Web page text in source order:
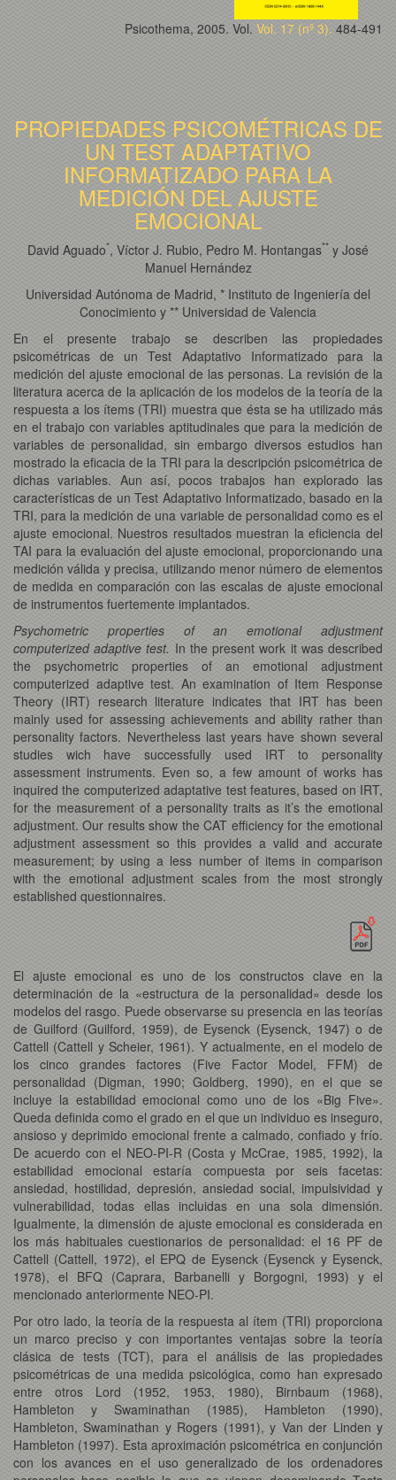
Psicothema, 2005. Vol. Vol. 17 (nº 3). 484-491
PROPIEDADES PSICOMÉTRICAS DE
UN TEST ADAPTATIVO
INFORMATIZADO PARA LA
MEDICIÓN DEL AJUSTE
EMOCIONAL
David Aguado*, Víctor J. Rubio, Pedro M. Hontangas** y José
Manuel Hernández
Universidad Autónoma de Madrid, * Instituto de Ingeniería del
Conocimiento y ** Universidad de Valencia
En el presente trabajo se describen las propiedades
psicométricas de un Test Adaptativo Informatizado para la
medición del ajuste emocional de las personas. La revisión de la
literatura acerca de la aplicación de los modelos de la teoría de la
respuesta a los ítems (TRI) muestra que ésta se ha utilizado más
en el trabajo con variables aptitudinales que para la medición de
variables de personalidad, sin embargo diversos estudios han
mostrado la eficacia de la TRI para la descripción psicométrica de
dichas variables. Aun así, pocos trabajos han explorado las
características de un Test Adaptativo Informatizado, basado en la
TRI, para la medición de una variable de personalidad como es el
ajuste emocional. Nuestros resultados muestran la eficiencia del
TAI para la evaluación del ajuste emocional, proporcionando una
medición válida y precisa, utilizando menor número de elementos
de medida en comparación con las escalas de ajuste emocional
de instrumentos fuertemente implantados.
Psychometric properties of an emotional adjustment
computerized adaptive test. In the present work it was described
the psychometric properties of an emotional adjustment
computerized adaptive test. An examination of Item Response
Theory (IRT) research literature indicates that IRT has been
mainly used for assessing achievements and ability rather than
personality factors. Nevertheless last years have shown several
studies wich have successfully used IRT to personality
assessment instruments. Even so, a few amount of works has
inquired the computerized adaptative test features, based on IRT,
for the measurement of a personality traits as it’s the emotional
adjustment. Our results show the CAT efficiency for the emotional
adjustment assessment so this provides a valid and accurate
measurement; by using a less number of items in comparison
with the emotional adjustment scales from the most strongly
established questionnaires.
El ajuste emocional es uno de los constructos clave en la
determinación de la «estructura de la personalidad» desde los
modelos del rasgo. Puede observarse su presencia en las teorías
de Guilford (Guilford, 1959), de Eysenck (Eysenck, 1947) o de
Cattell (Cattell y Scheier, 1961). Y actualmente, en el modelo de
los cinco grandes factores (Five Factor Model, FFM) de
personalidad (Digman, 1990; Goldberg, 1990), en el que se
incluye la estabilidad emocional como uno de los «Big Five».
Queda definida como el grado en el que un individuo es inseguro,
ansioso y deprimido emocional frente a calmado, confiado y frío.
De acuerdo con el NEO-PI-R (Costa y McCrae, 1985, 1992), la
estabilidad emocional estaría compuesta por seis facetas:
ansiedad, hostilidad, depresión, ansiedad social, impulsividad y
vulnerabilidad, todas ellas incluidas en una sola dimensión.
Igualmente, la dimensión de ajuste emocional es considerada en
los más habituales cuestionarios de personalidad: el 16 PF de
Cattell (Cattell, 1972), el EPQ de Eysenck (Eysenck y Eysenck,
1978), el BFQ (Caprara, Barbanelli y Borgogni, 1993) y el
mencionado anteriormente NEO-PI.
Por otro lado, la teoría de la respuesta al ítem (TRI) proporciona
un marco preciso y con importantes ventajas sobre la teoría
clásica de tests (TCT), para el análisis de las propiedades
psicométricas de una medida psicológica, como han expresado
entre otros Lord (1952, 1953, 1980), Birnbaum (1968),
Hambleton y Swaminathan (1985), Hambleton (1990),
Hambleton, Swaminathan y Rogers (1991), y Van der Linden y
Hambleton (1997). Esta aproximación psicométrica en conjunción
con los avances en el uso generalizado de los ordenadores